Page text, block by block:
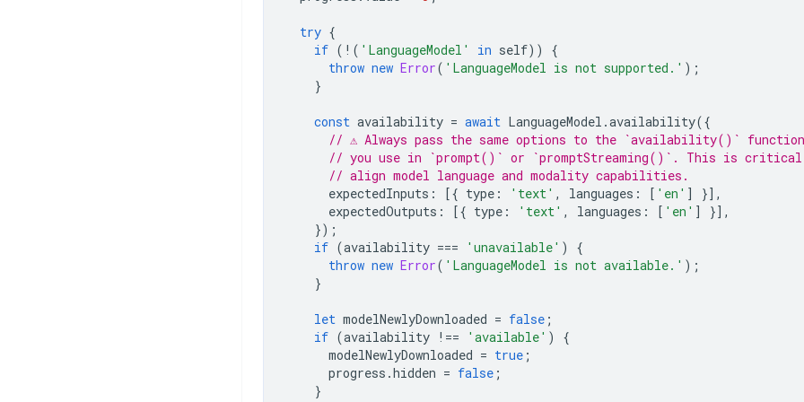
try {
if ( ! ( 'LanguageModel' in self))
{
throw new Error( 'LanguageModel is not supported.' );
}
const availability = await LanguageModel .availability({
// ⚠️ Always pass the same options to the `availability()`
// you use in `prompt()` or `promptStreaming()`. This is
// align model language and modality capabilities.
expectedInputs : [{ type : 'text' , languages : [ 'en' ]
}],
expectedOutputs : [{ type : 'text' , languages : [ 'en' ]
}],
});
if (availability === 'unavailable' )
{
throw new Error( 'LanguageModel is not available.' );
}
let modelNewlyDownloaded = false ;
if (availability !== 'available' )
{
modelNewlyDownloaded = true ;
progress .hidden = false ;
}